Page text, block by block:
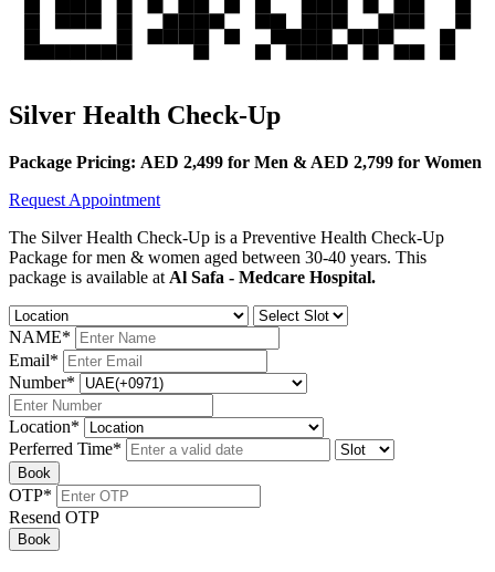
Silver Health Check-Up
Package Pricing: AED 2,499 for Men & AED 2,799 for Women
Request Appointment
The Silver Health Check-Up is a Preventive Health Check-Up
Package for men & women aged between 30-40 years. This
package is available at Al Safa - Medcare Hospital.
NAME*
Email*
Number*
Location*
Perferred Time*
Book
OTP*
Resend OTP
Book